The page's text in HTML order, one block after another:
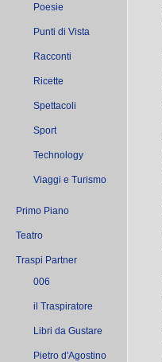
Poesie
Punti di Vista
Racconti
Ricette
Spettacoli
Sport
Technology
Viaggi e Turismo
Primo Piano
Teatro
Traspi Partner
006
il Traspiratore
Libri da Gustare
Pietro d'Agostino